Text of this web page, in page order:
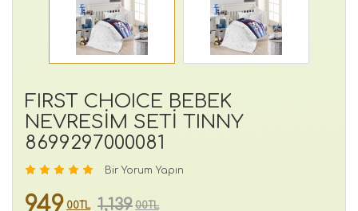
FIRST CHOICE BEBEK
NEVRESİM SETİ TINNY
8699297000081
Bir Yorum Yapın
949 00TL 1,139 00TL